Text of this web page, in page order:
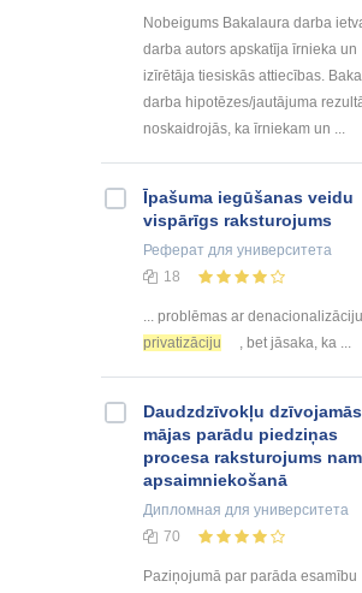
Nobeigums Bakalaura darba
darba autors apskatīja īrnieka un
izīrētāja tiesiskās attiecības.
darba hipotēzes/jautājuma
noskaidrojās, ka īrniekam un ...
Īpašuma iegūšanas veidu
vispārīgs raksturojums
Реферат для университета
18
... problēmas ar denacionalizāciju,
privatizāciju
, bet jāsaka, ka ...
Daudzdzīvokļu dzīvojamās
mājas parādu piedziņas
procesa raksturojums
apsaimniekošanā
Дипломная для университета
70
Paziņojumā par parāda esamību